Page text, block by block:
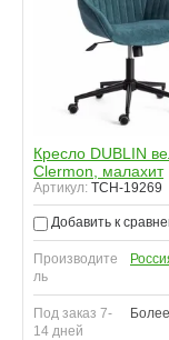
Кресло DUBLIN
Clermon, малахит
Артикул: TCH-19269
Добавить к
Производите
ль
Под заказ 7-
14 дней